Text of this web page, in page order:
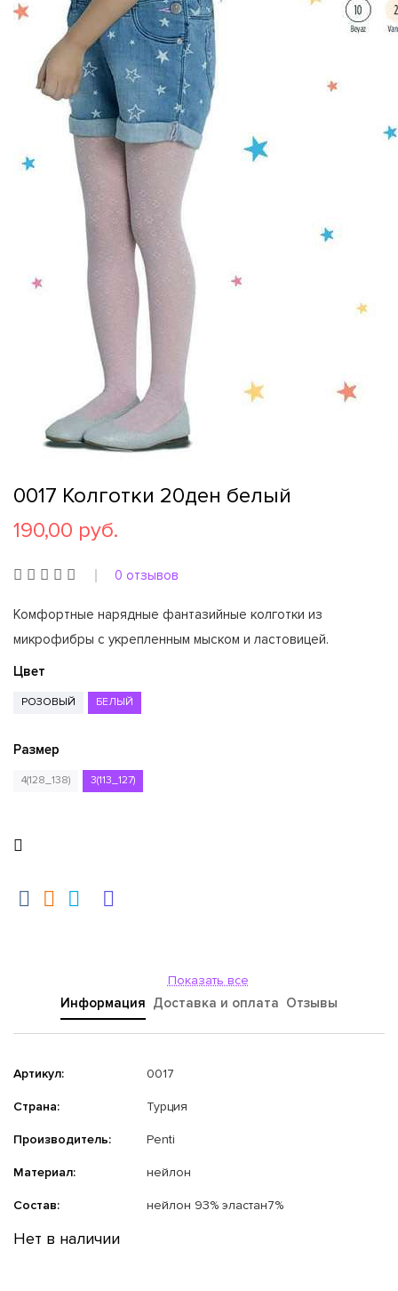
0017 Колготки 20ден белый
190,00 руб.
0 отзывов
Комфортные нарядные фантазийные колготки из
микрофибры с укрепленным мыском и ластовицей.
Цвет
РОЗОВЫЙ БЕЛЫЙ
Размер
4(128_138) 3(113_127)
Показать все
Информация Доставка и оплата Отзывы
Артикул: 0017
Страна: Турция
Производитель: Penti
Материал: нейлон
Состав: нейлон 93% эластан7%
Нет в наличии